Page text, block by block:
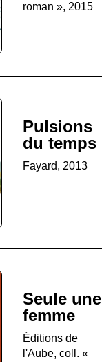
roman », 2015
Pulsions
du temps
Fayard, 2013
Seule une
femme
Éditions de
l'Aube, coll. «